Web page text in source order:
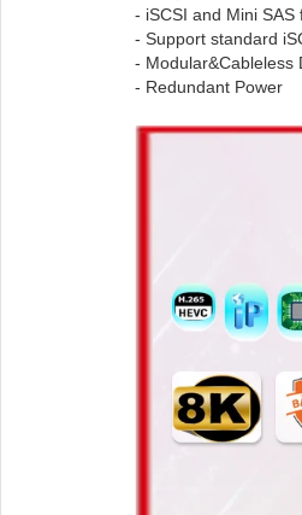
- iSCSI and Mini
- Support standard
- Modular&Cableless
- Redundant Power